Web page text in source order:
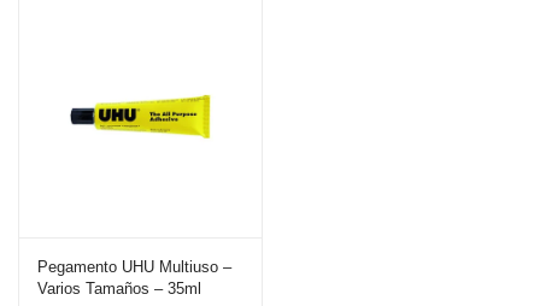
Pegamento UHU Multiuso –
Varios Tamaños – 35ml